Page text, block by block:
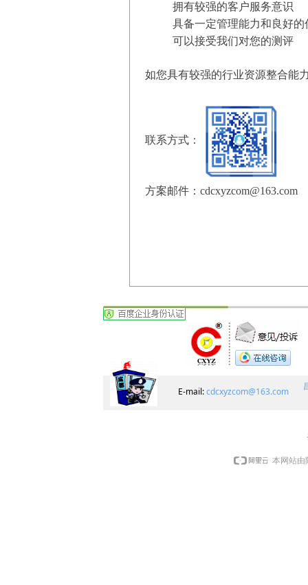
拥有较强的客户服务意识
具备一定管理能力和良好的
可以接受我们对您的测评
如您具有较强的行业资源整合能
联系方式：
方案邮件：cdcxyzcom@163.com
E-mail:cdcxyzcom@163.com
本网站由